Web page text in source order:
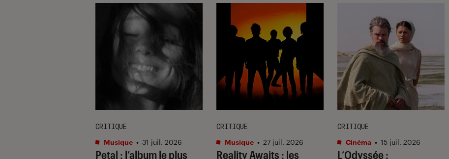
Petal : l’album le plus
CRITIQUE
Musique • 31 juil. 2026
Reality Awaits : les
CRITIQUE
Musique • 27 juil. 2026
L’Odyssée:
CRITIQUE
Cinéma • 15 juil. 2026